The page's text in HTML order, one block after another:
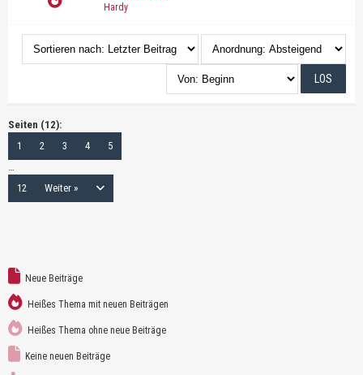
Hardy
Seiten (12):
1
2 3 4
5
…
12
Weiter »
Neue Beiträge
Heißes Thema mit neuen Beiträgen
Heißes Thema ohne neue Beiträge
Keine neuen Beiträge